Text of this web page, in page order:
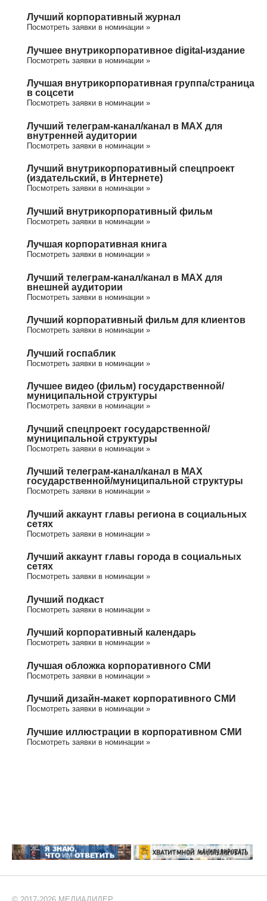
Лучший корпоративный журнал
Посмотреть заявки в номинации »
Лучшее внутрикорпоративное digital-издание
Посмотреть заявки в номинации »
Лучшая внутрикорпоративная группа/cтраница
в соцсети
Посмотреть заявки в номинации »
Лучший телеграм-канал/канал в МАХ для
внутренней аудитории
Посмотреть заявки в номинации »
Лучший внутрикорпоративный спецпроект
(издательский, в Интернете)
Посмотреть заявки в номинации »
Лучший внутрикорпоративный фильм
Посмотреть заявки в номинации »
Лучшая корпоративная книга
Посмотреть заявки в номинации »
Лучший телеграм-канал/канал в МАХ для
внешней аудитории
Посмотреть заявки в номинации »
Лучший корпоративный фильм для клиентов
Посмотреть заявки в номинации »
Лучший госпаблик
Посмотреть заявки в номинации »
Лучшее видео (фильм) государственной/
муниципальной структуры
Посмотреть заявки в номинации »
Лучший спецпроект государственной/
муниципальной структуры
Посмотреть заявки в номинации »
Лучший телеграм-канал/канал в МАХ
государственной/муниципальной структуры
Посмотреть заявки в номинации »
Лучший аккаунт главы региона в социальных
сетях
Посмотреть заявки в номинации »
Лучший аккаунт главы города в социальных
сетях
Посмотреть заявки в номинации »
Лучший подкаст
Посмотреть заявки в номинации »
Лучший корпоративный календарь
Посмотреть заявки в номинации »
Лучшая обложка корпоративного СМИ
Посмотреть заявки в номинации »
Лучший дизайн-макет корпоративного СМИ
Посмотреть заявки в номинации »
Лучшие иллюстрации в корпоративном СМИ
Посмотреть заявки в номинации »